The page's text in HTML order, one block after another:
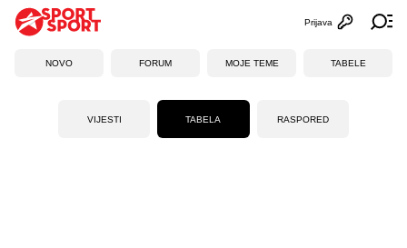
Otvori
Prijava
NOVO FORUM MOJE TEME TABELE
VIJESTI TABELA RASPORED